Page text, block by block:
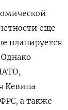
еще
планируется
Кевина
а также